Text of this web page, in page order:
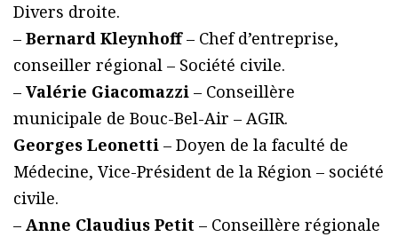
Divers droite.
– Bernard Kleynhoff– Chef d’entreprise,
conseiller régional – Société civile.
– Valérie Giacomazzi – Conseillère
municipale de Bouc-Bel-Air – AGIR.
Georges Leonetti – Doyen de la faculté de
Médecine, Vice-Président de la Région – société
civile.
– Anne Claudius Petit – Conseillère régionale